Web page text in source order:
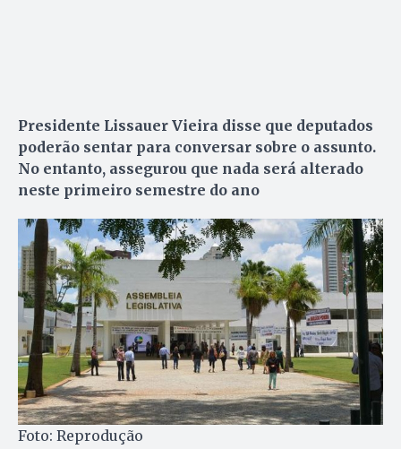
Presidente Lissauer Vieira disse que deputados
poderão sentar para conversar sobre o assunto.
No entanto, assegurou que nada será alterado
neste primeiro semestre do ano
Foto: Reprodução